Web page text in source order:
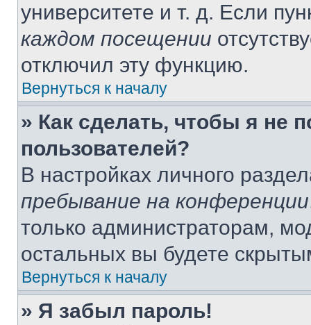
университете и т. д. Если
каждом посещении
отключил эту функцию.
Вернуться к началу
» Как сделать, чтобы я не
пользователей?
В настройках личного
пребывание на конференции
только администраторам,
остальных вы будете
Вернуться к началу
» Я забыл пароль!